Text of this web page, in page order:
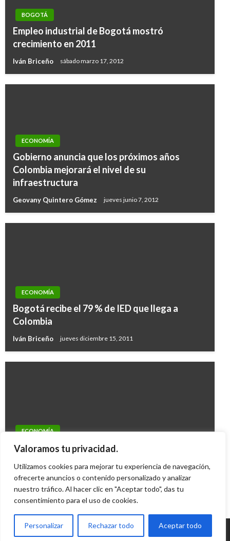
Valoramos tu privacidad.
Utilizamos cookies para mejorar tu experiencia de navegación,
ofrecerte anuncios o contenido personalizado y analizar
nuestro tráfico. Al hacer clic en "Aceptar todo", das tu
consentimiento para el uso de cookies.
Personalizar Rechazar todo Aceptar todo
BOGOTÁ
Empleo industrial de Bogotá mostró
crecimiento en 2011
Iván Briceño sábado marzo 17, 2012
ECONOMÍA
Gobierno anuncia que los próximos años
Colombia mejorará el nivel de su
infraestructura
Geovany Quintero Gómez jueves junio 7, 2012
ECONOMÍA
Bogotá recibe el 79 % de IED que llega a
Colombia
Iván Briceño jueves diciembre 15, 2011
ECONOMÍA
Industria siderúrgica pide medidas a
Giovanni Alarcón M. martes junio 23, 2015